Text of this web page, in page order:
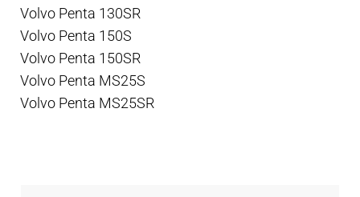
Volvo Penta 130SR
Volvo Penta 150S
Volvo Penta 150SR
Volvo Penta MS25S
Volvo Penta MS25SR